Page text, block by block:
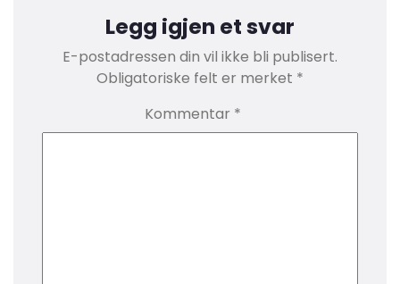
Legg igjen et svar
E-postadressen din vil ikke bli publisert.
Obligatoriske felt er merket *
Kommentar *